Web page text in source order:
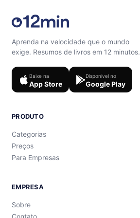
Aprenda na velocidade que o mundo
exige. Resumos de livros em 12 minutos.
Baixe na
App Store
Disponível no
Google Play
PRODUTO
Categorias
Preços
Para Empresas
EMPRESA
Sobre
Contato